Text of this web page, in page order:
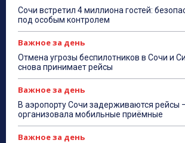
Сочи встретил 4 миллиона гостей:
под особым контролем
Важное за день
Отмена угрозы беспилотников в Сочи и
снова принимает рейсы
Важное за день
В аэропорту Сочи задерживаются рейсы
организовала мобильные приёмные
Важное за день